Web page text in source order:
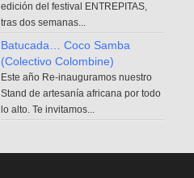
edición del festival ENTREPITAS,
tras dos semanas...
Batucada… Coco Samba
(Colectivo Colombine)
Este año Re-inauguramos nuestro
Stand de artesanía africana por todo
lo alto. Te invitamos...